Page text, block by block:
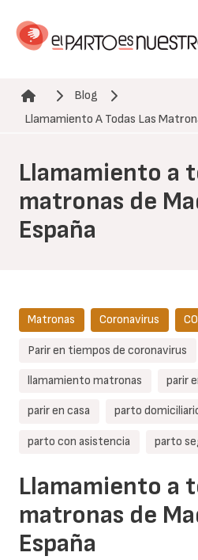
contenido
Ruta de navegación
Blog
Llamamiento A Todas Las
Llamamiento a
matronas de
España
Llamamiento a
matronas de
España
Matronas Coronavirus
Parir en tiempos de coronavirus
llamamiento matronas parir
parir en casa parto
parto con asistencia parto